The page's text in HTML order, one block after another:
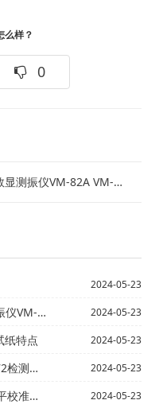
么样？
0
振仪VM-82A VM-63C
2024-05-23
VM-63C 2024-05-23
纸特点 2024-05-23
明书 2024-05-23
及步骤 2024-05-23